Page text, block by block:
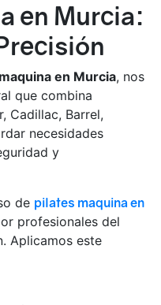
en Murcia:
en Murcia, nos
que combina
Cadillac, Barrel,
necesidades
y
de pilates maquina en
profesionales del
Aplicamos este